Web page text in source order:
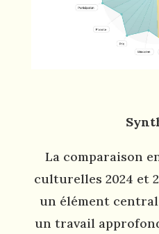
La comparaison
culturelles 2024 et
un élément
un travail